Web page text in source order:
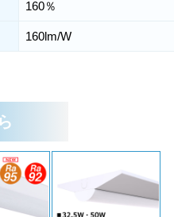
160％
160lm/W